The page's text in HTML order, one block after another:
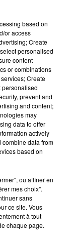
: le Curé
du
de chiens
de
Voir plus
based on
or access
Create
personalised
content
or combinations
Create
personalised
prevent and
and content;
may
data to offer
actively
data from
based on
ou affiner en
mes choix".
sans
ce site. Vous
à tout
chaque page.